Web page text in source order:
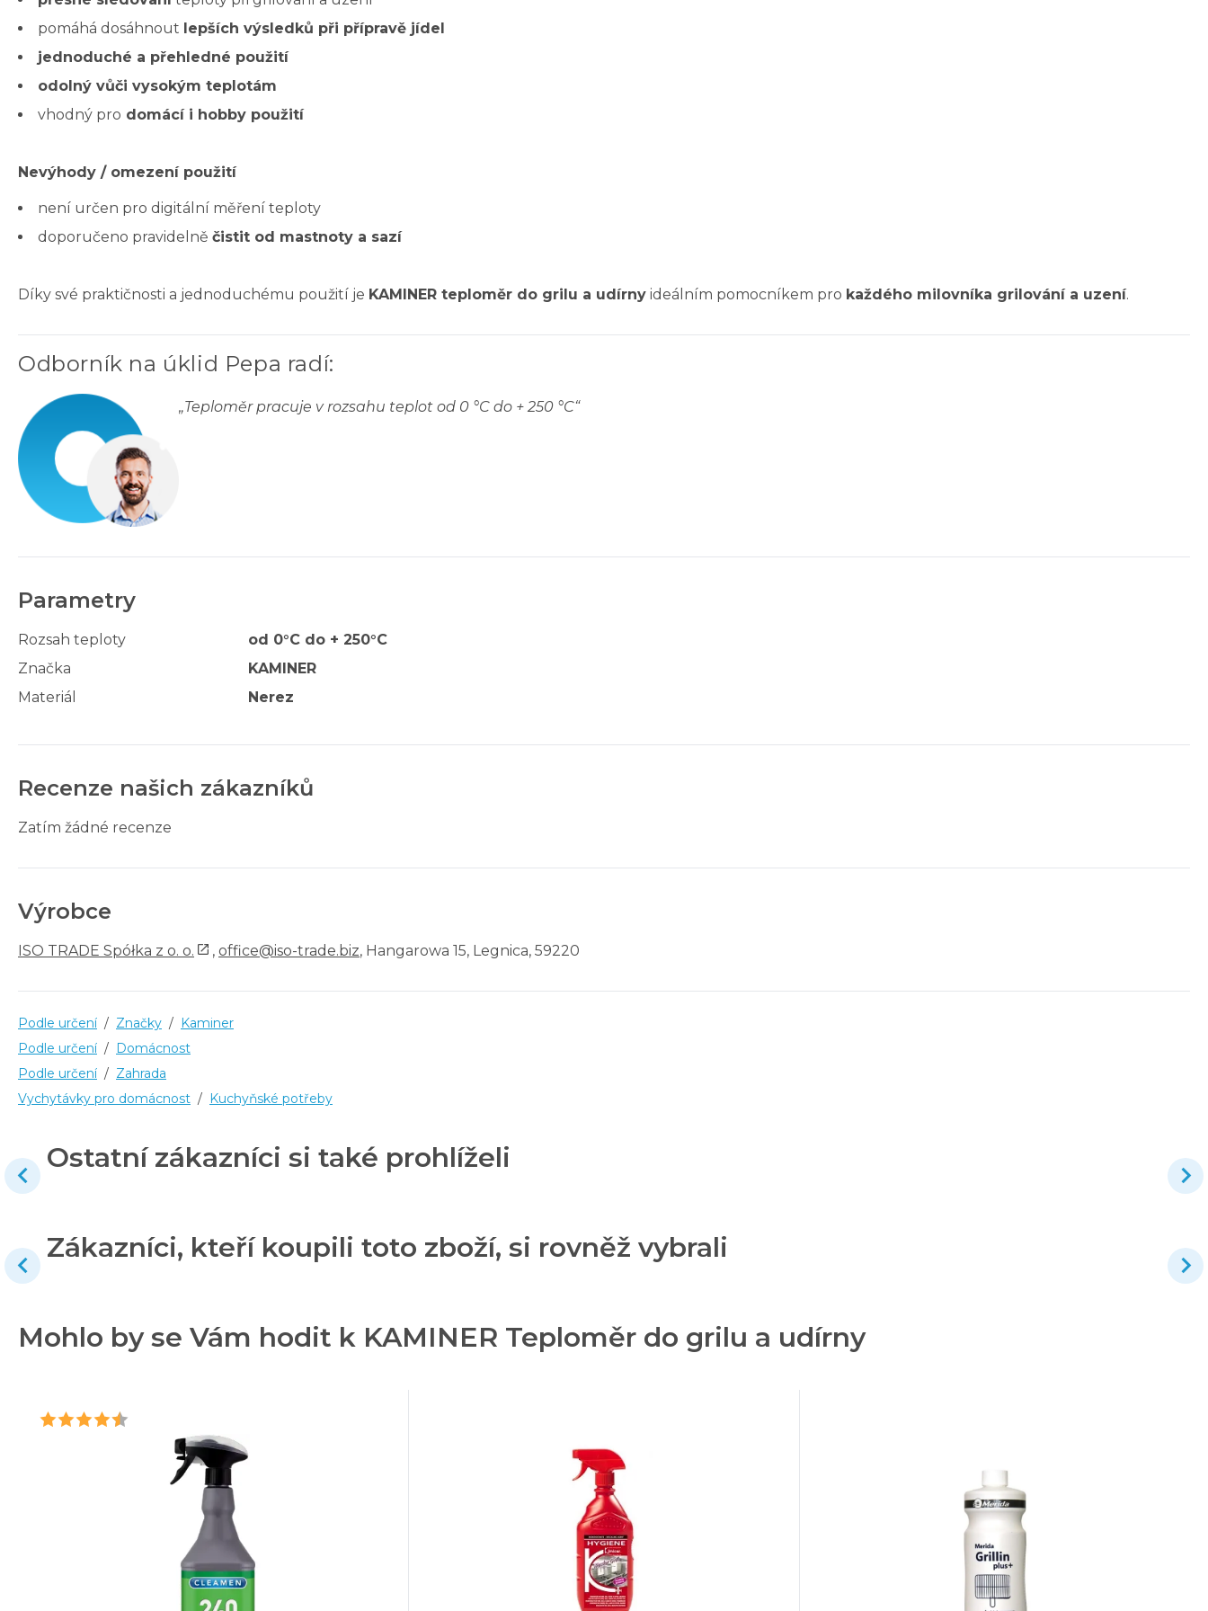
pomáhá dosáhnout lepších výsledků při přípravě jídel
jednoduché a přehledné použití
odolný vůči vysokým teplotám
vhodný pro domácí i hobby použití
Nevýhody / omezení použití
není určen pro digitální měření teploty
doporučeno pravidelně čistit od mastnoty a sazí
Díky své praktičnosti a jednoduchému použití je KAMINER teploměr do grilu a udírny ideálním pomocníkem pro každého milovníka grilování a uzení.
Odborník na úklid Pepa radí:
„Teploměr pracuje v rozsahu teplot od 0 °C do + 250 °C“
Parametry
Rozsah teploty
od 0°C do + 250°C
Značka
KAMINER
Materiál
Nerez
Recenze našich zákazníků
Zatím žádné recenze
Výrobce
ISO TRADE Spółka z o. o. , office@iso-trade.biz, Hangarowa 15, Legnica, 59220
Podle určení / Značky / Kaminer
Podle určení / Domácnost
Podle určení / Zahrada
Vychytávky pro domácnost / Kuchyňské potřeby
Ostatní zákazníci si také prohlíželi
Zákazníci, kteří koupili toto zboží, si rovněž vybrali
Mohlo by se Vám hodit k KAMINER Teploměr do grilu a udírny